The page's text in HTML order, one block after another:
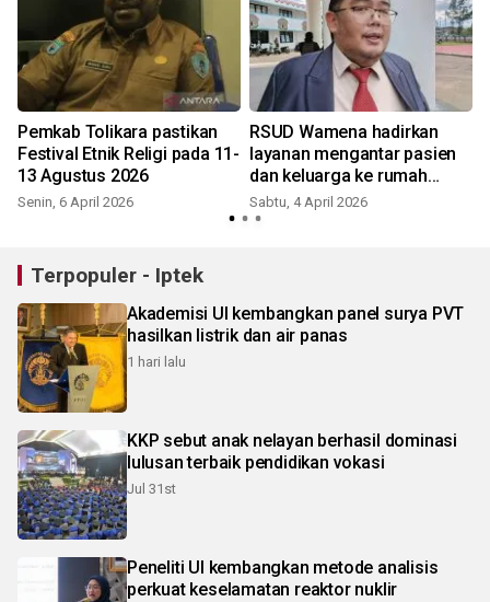
Pemkab Tolikara pastikan
Festival Etnik Religi pada 11-
13 Agustus 2026
Senin, 6 April 2026
RSUD Wamena hadirkan
layanan mengantar pasien
dan keluarga ke rumah
gratis
Sabtu, 4 April 2026
Terpopuler - Iptek
Akademisi UI kembangkan panel surya PVT
hasilkan listrik dan air panas
1 hari lalu
KKP sebut anak nelayan berhasil dominasi
lulusan terbaik pendidikan vokasi
Jul 31st
Peneliti UI kembangkan metode analisis
perkuat keselamatan reaktor nuklir